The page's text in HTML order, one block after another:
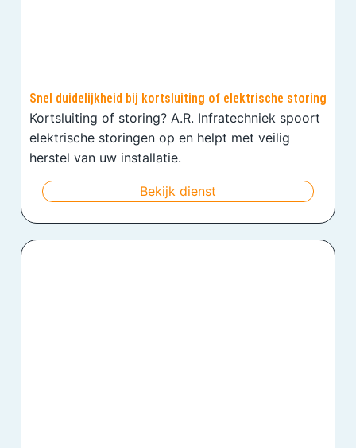
Snel duidelijkheid bij kortsluiting of elektrische storing
Kortsluiting of storing? A.R. Infratechniek spoort
elektrische storingen op en helpt met veilig
herstel van uw installatie.
Bekijk dienst